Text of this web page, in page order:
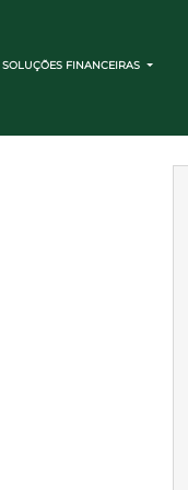
SOLUÇÕES FINANCEIRAS